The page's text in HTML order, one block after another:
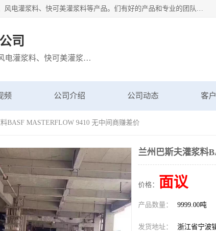
宁波博方风电科技有限公司主营：西卡灌浆料、巴斯夫灌浆料、风电灌浆料、快可美灌浆料等产品。们有好的产品和专业的团队，公司发展迅速，我们为客户提供优质的产品、良好的技术支持、健全的售后服务。
司
主营：西卡灌浆料、巴斯夫灌浆料、风电灌浆料、快可美灌浆料等产品
频 公司介绍 公司动态 客
BASF MASTERFLOW 9410 无中间商赚差价
兰州巴斯夫灌浆料
价格： 面议
产品数量： 9999.00吨
发货地址： 浙江省宁波